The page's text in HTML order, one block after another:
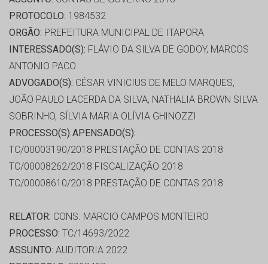
PROTOCOLO: 1984532
ORGÃO: PREFEITURA MUNICIPAL DE ITAPORA
INTERESSADO(S): FLÁVIO DA SILVA DE GODOY, MARCOS
ANTONIO PACO
ADVOGADO(S): CÉSAR VINICIUS DE MELO MARQUES,
JOÃO PAULO LACERDA DA SILVA, NATHALIA BROWN SILVA
SOBRINHO, SÍLVIA MARIA OLÍVIA GHINOZZI
PROCESSO(S) APENSADO(S):
TC/00003190/2018 PRESTAÇÃO DE CONTAS 2018
TC/00008262/2018 FISCALIZAÇÃO 2018
TC/00008610/2018 PRESTAÇÃO DE CONTAS 2018
RELATOR: CONS. MARCIO CAMPOS MONTEIRO
PROCESSO: TC/14693/2022
ASSUNTO: AUDITORIA 2022